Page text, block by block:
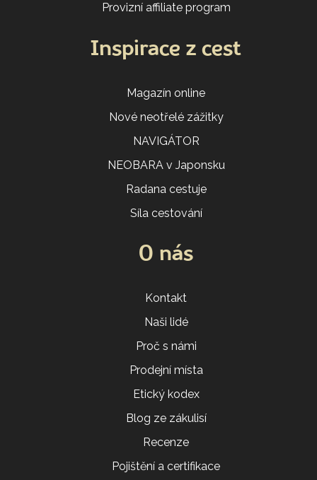
Provizní affiliate program
Inspirace z cest
Magazín online
Nové neotřelé zážitky
NAVIGÁTOR
NEOBARA v Japonsku
Radana cestuje
Síla cestování
O nás
Kontakt
Naši lidé
Proč s námi
Prodejní místa
Etický kodex
Blog ze zákulisí
Recenze
Pojištění a certifikace